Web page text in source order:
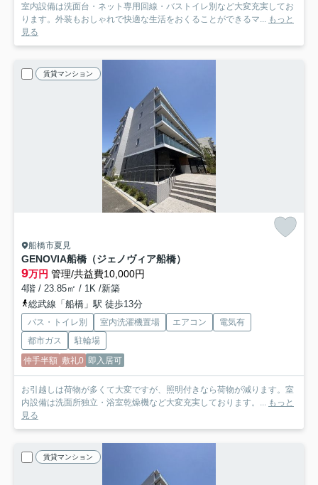
室内設備は洗面台・ネット専用回線・バストイレ別など大変充実してお
ります。外装もおしゃれで快適な生活をおくることができるマ...
もっと
見る
賃貸マンション
船橋市夏見
GENOVIA船橋（ジェノヴィア船橋）
9万円 管理/共益費10,000円
4階 / 23.85㎡ / 1K /新築
総武線「船橋」駅 徒歩13分
バス・トイレ別 室内洗濯機置場 エアコン
電気有
都市ガス
駐輪場
仲手半額 敷礼0 即入居可
お引越しは荷物が多くて大変ですが、照明付きなら荷物が減ります。室
内設備は洗面所独立・浴室乾燥機など大変充実しております。...
もっと
見る
賃貸マンション